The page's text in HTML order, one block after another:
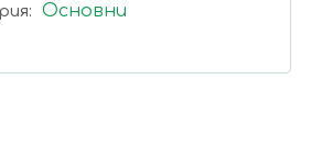
Основни